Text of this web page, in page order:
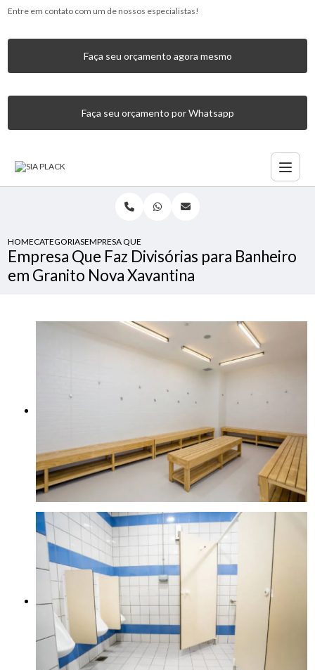
Entre em contato com um de nossos especialistas!
Faça seu orçamento agora mesmo
Faça seu orçamento por Whatsapp
HOMECATEGORIASEMPRESA QUE FAZ DIVISÓRIAS PARA BANHEIRO EM
Empresa Que Faz Divisórias para Banheiro
em Granito Nova Xavantina